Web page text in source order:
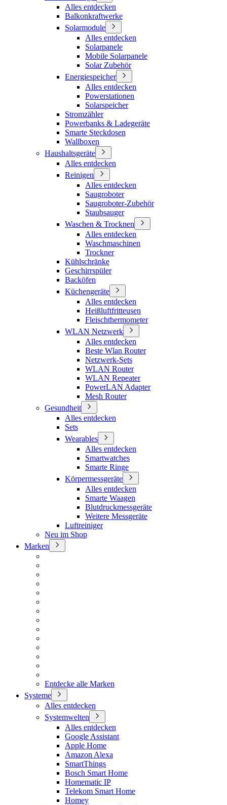
Alles entdecken
Balkonkraftwerke
Solarmodule
Alles entdecken
Solarpanele
Mobile Solarpanele
Solar Zubehör
Energiespeicher
Alles entdecken
Powerstationen
Solarspeicher
Stromzähler
Powerbanks & Ladegeräte
Smarte Steckdosen
Wallboxen
Haushaltsgeräte
Alles entdecken
Reinigen
Alles entdecken
Saugroboter
Saugroboter-Zubehör
Staubsauger
Waschen & Trocknen
Alles entdecken
Waschmaschinen
Trockner
Kühlschränke
Geschirrspüler
Backöfen
Küchengeräte
Alles entdecken
Heißluftfritteusen
Fleischthermometer
WLAN Netzwerk
Alles entdecken
Beste Wlan Router
Netzwerk-Sets
WLAN Router
WLAN Repeater
PowerLAN Adapter
Mesh Router
Gesundheit
Alles entdecken
Sets
Wearables
Alles entdecken
Smartwatches
Smarte Ringe
Körpermessgeräte
Alles entdecken
Smarte Waagen
Blutdruckmessgeräte
Weitere Messgeräte
Luftreiniger
Neu im Shop
Marken
Entdecke alle Marken
Systeme
Alles entdecken
Systemwelten
Alles entdecken
Google Assistant
Apple Home
Amazon Alexa
SmartThings
Bosch Smart Home
Homematic IP
Telekom Smart Home
Homey